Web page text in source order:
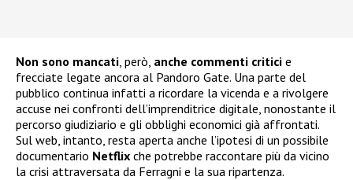
Non sono mancati , però, anche commenti critici e
frecciate legate ancora al Pandoro Gate. Una parte del
pubblico continua infatti a ricordare la vicenda e a rivolgere
accuse nei confronti dell’imprenditrice digitale, nonostante il
percorso giudiziario e gli obblighi economici già affrontati.
Sul web, intanto, resta aperta anche l’ipotesi di un possibile
documentario Netflix che potrebbe raccontare più da vicino
la crisi attraversata da Ferragni e la sua ripartenza.